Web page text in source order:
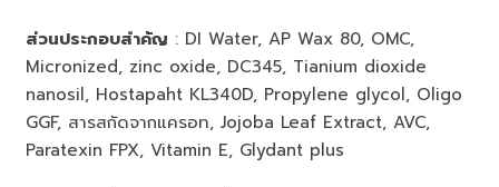
ส่วนประกอบสำคัญ : DI Water, AP Wax 80, OMC,
Micronized, zinc oxide, DC345, Tianium dioxide
nanosil, Hostapaht KL340D, Propylene glycol, Oligo
GGF, สารสกัดจากแครอท, Jojoba Leaf Extract, AVC,
Paratexin FPX, Vitamin E, Glydant plus